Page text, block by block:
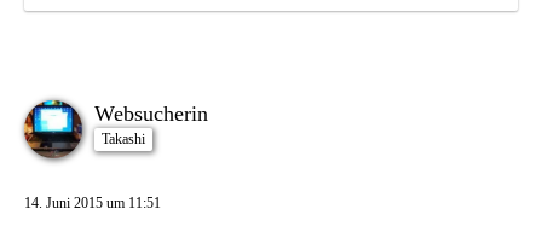
Websucherin
Takashi
14. Juni 2015 um 11:51